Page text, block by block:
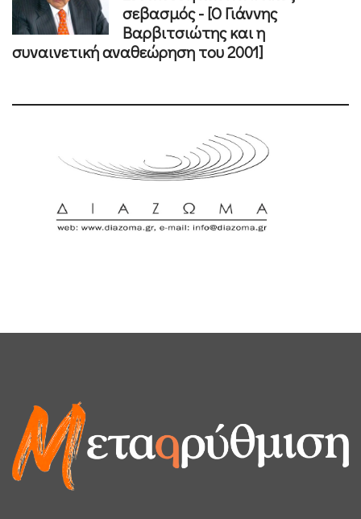
σεβασμός - [Ο Γιάννης
Βαρβιτσιώτης και η
συναινετική αναθεώρηση του 2001]